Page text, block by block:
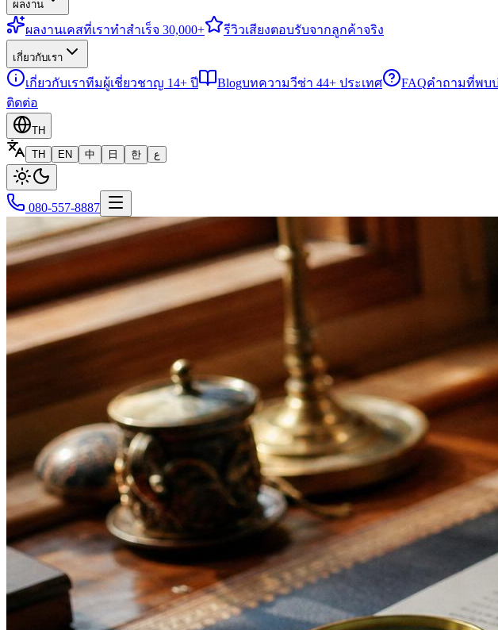
ผลงาน
ผลงานเคสที่เราทำสำเร็จ 30,000+ รีวิวเสียงตอบรับจากลูกค้าจริง
เกี่ยวกับเรา
เกี่ยวกับเราทีมผู้เชี่ยวชาญ 14+ ปี Blogบทความวีซ่า 44+ ประเทศ FAQคำถามที่พบ
ติดต่อ
TH
TH
EN 中 日 한 ع
080-557-8887